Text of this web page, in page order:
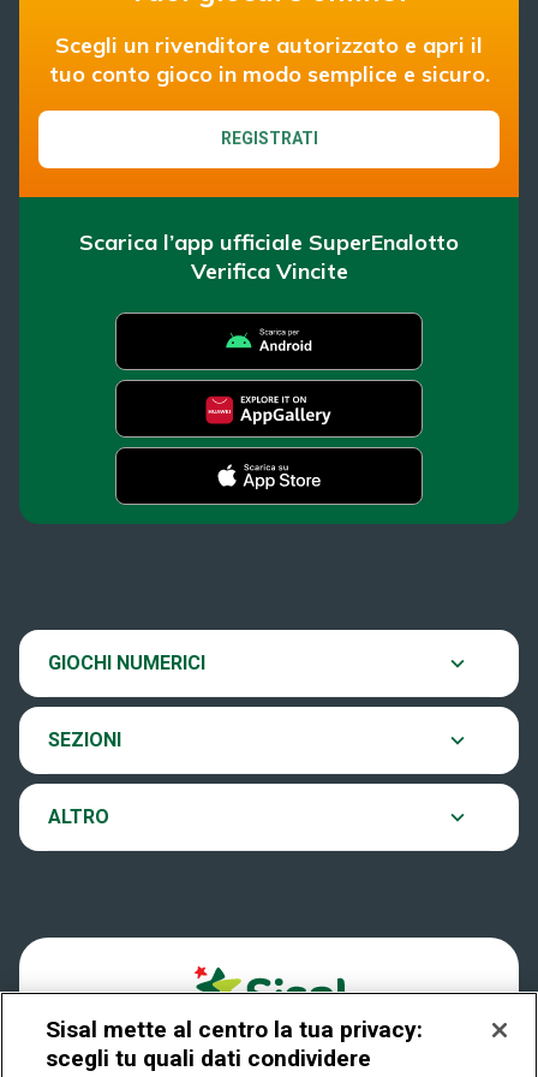
Scegli un rivenditore autorizzato e apri il
tuo conto gioco in modo semplice e sicuro.
REGISTRATI
Scarica l’app ufficiale SuperEnalotto
Verifica Vincite
GIOCHI NUMERICI
SuperEnalotto
EuroJackpot
VinciCasa
Play Your Date
SEZIONI
Scopri il gioco
Ultima estrazione
Archivio estrazioni
ALTRO
Contatti
Notifiche
Privacy
Sisal mette al centro la tua privacy:
scegli tu quali dati condividere